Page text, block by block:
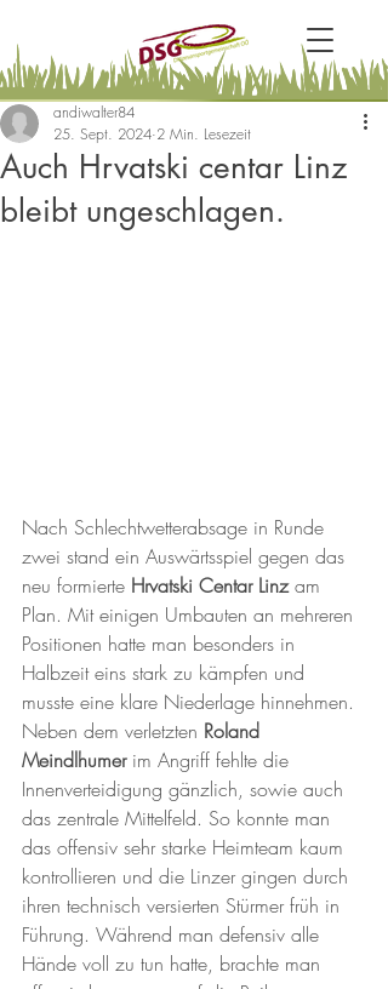
Auch Hrvatski centar Linz
bleibt ungeschlagen.
andiwalter84
25. Sept. 2024 2 Min. Lesezeit
Nach Schlechtwetterabsage in Runde
zwei stand ein Auswärtsspiel gegen das
neu formierte Hrvatski Centar Linz am
Plan. Mit einigen Umbauten an mehreren
Positionen hatte man besonders in
Halbzeit eins stark zu kämpfen und
musste eine klare Niederlage hinnehmen.
Neben dem verletzten Roland
Meindlhumer im Angriff fehlte die
Innenverteidigung gänzlich, sowie auch
das zentrale Mittelfeld. So konnte man
das offensiv sehr starke Heimteam kaum
kontrollieren und die Linzer gingen durch
ihren technisch versierten Stürmer früh in
Führung. Während man defensiv alle
Hände voll zu tun hatte, brachte man